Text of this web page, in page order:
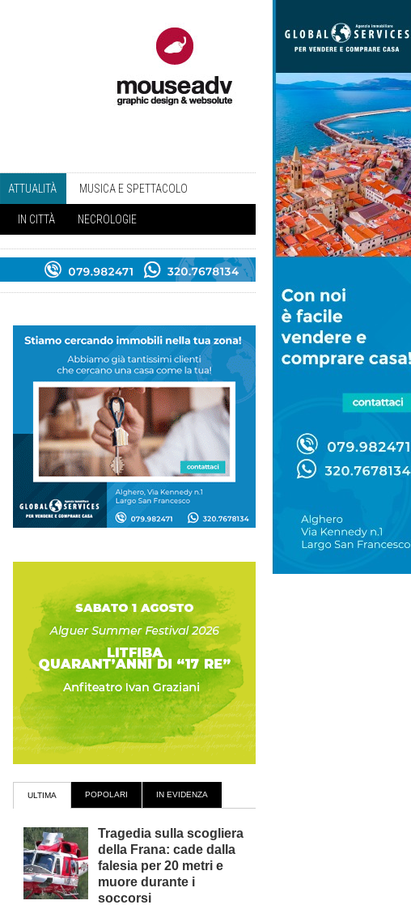
ATTUALITÀ MUSICA E SPETTACOLO
IN CITTÀ NECROLOGIE
ULTIMA POPOLARI IN EVIDENZA
Tragedia sulla scogliera
della Frana: cade dalla
falesia per 20 metri e
muore durante i
soccorsi